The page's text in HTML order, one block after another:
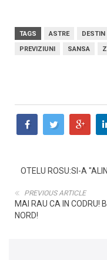
TAGS ASTRE DESTIN
PREVIZIUNI
SANSA
OTELU ROSU:SI-A
PREVIOUS ARTICLE
MAI RAU CA IN CODRU!
NORD!